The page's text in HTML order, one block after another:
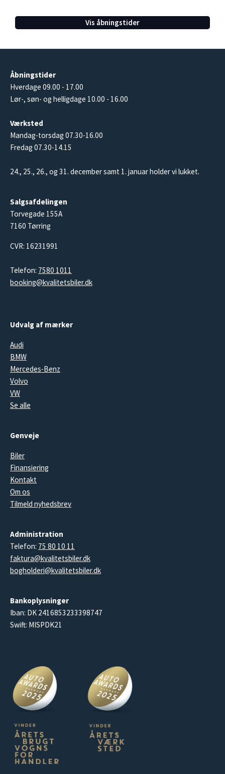
Vis åbningstider
Åbningstider
Hverdage 09.00 - 17.00
Lør-, søn- og helligdage 10.00 - 16.00
Værksted
Mandag-torsdag 07.30-16.00
Fredag 07.30-14.15
24., 25., 26., og 31. december samt 1. januar holder vi lukket.
Salgsafdelingen
Torvegade 155A
7160 Tørring
CVR: 16231991
Telefon: 7580 1011
booking@kvalitetsbiler.dk
Udvalg af mærker
Audi
BMW
Mercedes-Benz
Volvo
VW
Se alle
Genveje
Biler
Finansiering
Kontakt
Om os
Tilmeld nyhedsbrev
Administration
Telefon: 75 80 10 11
faktura@kvalitetsbiler.dk
bogholderi@kvalitetsbiler.dk
Bankoplysninger
Iban: DK 2416853233398747
Swift: MISPDK21